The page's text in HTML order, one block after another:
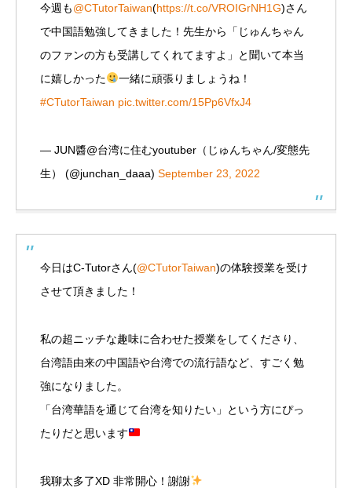
今週も@CTutorTaiwan(https://t.co/VROIGrNH1G)さん
で中国語勉強してきました！先生から「じゅんちゃん
のファンの方も受講してくれてますよ」と聞いて本当
に嬉しかった
一緒に頑張りましょうね！
#CTutorTaiwan pic.twitter.com/15Pp6VfxJ4
— JUN醬@台湾に住むyoutuber（じゅんちゃん/変態先
生） (@junchan_daaa) September 23, 2022
今日はC-Tutorさん(@CTutorTaiwan)の体験授業を受け
させて頂きました！
私の超ニッチな趣味に合わせた授業をしてくださり、
台湾語由来の中国語や台湾での流行語など、すごく勉
強になりました。
「台湾華語を通じて台湾を知りたい」という方にぴっ
たりだと思います
我聊太多了XD 非常開心！謝謝